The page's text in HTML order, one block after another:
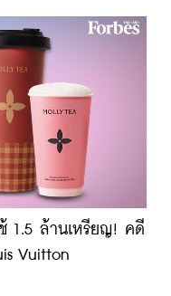
1.5 ล้านเหรียญ! คดี
Vuitton